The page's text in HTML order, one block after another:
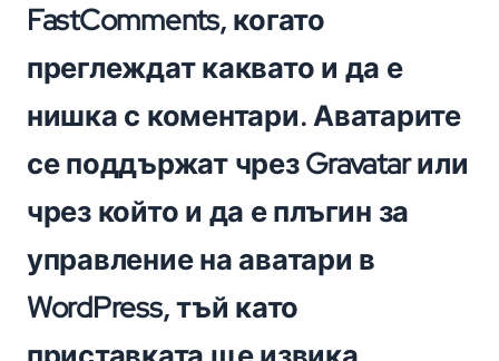
FastComments, когато
преглеждат каквато и да е
нишка с коментари. Аватарите
се поддържат чрез Gravatar или
чрез който и да е плъгин за
управление на аватари в
WordPress, тъй като